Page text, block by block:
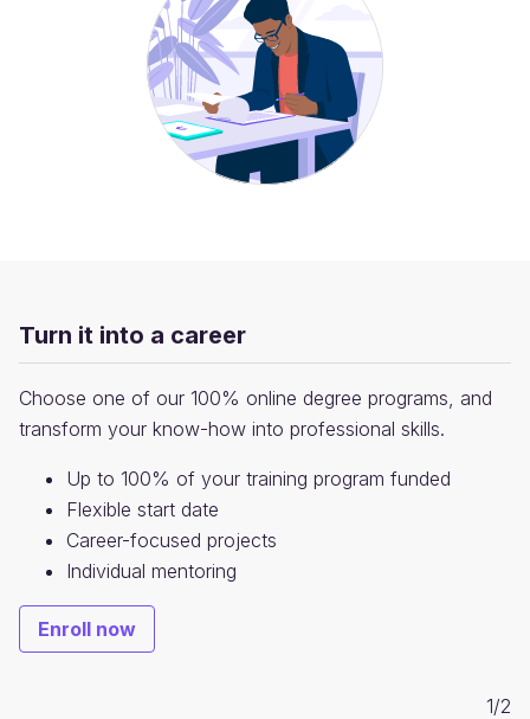
Turn it into a career
Choose one of our 100% online degree programs, and
transform your know-how into professional skills.
Up to 100% of your training program funded
Flexible start date
Career-focused projects
Individual mentoring
Enroll now
1/2